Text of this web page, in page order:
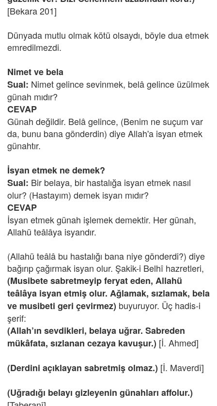
[Bekara 201]
Dünyada mutlu olmak kötü olsaydı, böyle dua etmek
emredilmezdi.
Nimet ve bela
Sual: Nimet gelince sevinmek, belâ gelince üzülmek
günah mıdır?
CEVAP
Günah değildir. Belâ gelince, (Benim ne suçum var
da, bunu bana gönderdin) diye Allah'a isyan etmek
günahtır.
İsyan etmek ne demek?
Sual: Bir belaya, bir hastalığa isyan etmek nasıl
olur? (Hastayım) demek isyan mıdır?
CEVAP
İsyan etmek günah işlemek demektir. Her günah,
Allahü teâlâya isyandır.
(Allahü teâlâ bu hastalığı bana niye gönderdi?) diye
bağırıp çağırmak isyan olur. Şakik-i Belhî hazretleri,
(Musibete sabretmeyip feryat eden, Allahü
teâlâya isyan etmiş olur. Ağlamak, sızlamak, bela
ve musibeti geri çevirmez) buyuruyor. Üç hadis-i
şerif:
(Allah’ın sevdikleri, belaya uğrar. Sabreden
mükâfata, sızlanan cezaya kavuşur.) [İ. Ahmed]
(Derdini açıklayan sabretmiş olmaz.) [İ. Maverdî]
(Uğradığı belayı gizleyenin günahları affolur.)